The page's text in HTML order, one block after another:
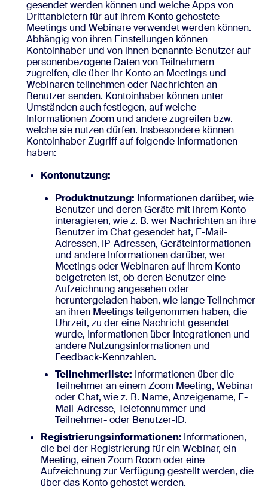
gesendet werden können und welche Apps von
Drittanbietern für auf ihrem Konto gehostete
Meetings und Webinare verwendet werden können.
Abhängig von ihren Einstellungen können
Kontoinhaber und von ihnen benannte Benutzer auf
personenbezogene Daten von Teilnehmern
zugreifen, die über ihr Konto an Meetings und
Webinaren teilnehmen oder Nachrichten an
Benutzer senden. Kontoinhaber können unter
Umständen auch festlegen, auf welche
Informationen Zoom und andere zugreifen bzw.
welche sie nutzen dürfen. Insbesondere können
Kontoinhaber Zugriff auf folgende Informationen
haben:
Kontonutzung:
Produktnutzung: Informationen darüber, wie
Benutzer und deren Geräte mit ihrem Konto
interagieren, wie z. B. wer Nachrichten an ihre
Benutzer im Chat gesendet hat, E-Mail-
Adressen, IP-Adressen, Geräteinformationen
und andere Informationen darüber, wer
Meetings oder Webinaren auf ihrem Konto
beigetreten ist, ob deren Benutzer eine
Aufzeichnung angesehen oder
heruntergeladen haben, wie lange Teilnehmer
an ihren Meetings teilgenommen haben, die
Uhrzeit, zu der eine Nachricht gesendet
wurde, Informationen über Integrationen und
andere Nutzungsinformationen und
Feedback-Kennzahlen.
Teilnehmerliste: Informationen über die
Teilnehmer an einem Zoom Meeting, Webinar
oder Chat, wie z. B. Name, Anzeigename, E-
Mail-Adresse, Telefonnummer und
Teilnehmer- oder Benutzer-ID.
Registrierungsinformationen: Informationen,
die bei der Registrierung für ein Webinar, ein
Meeting, einen Zoom Room oder eine
Aufzeichnung zur Verfügung gestellt werden, die
über das Konto gehostet werden.